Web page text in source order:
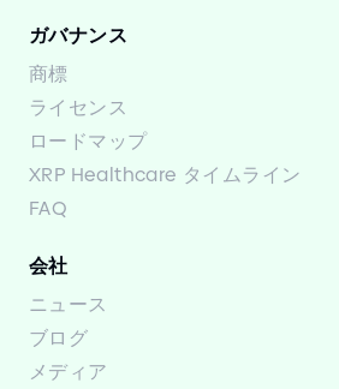
ガバナンス
商標
ライセンス
ロードマップ
XRP Healthcare タイムライン
FAQ
会社
ニュース
ブログ
メディア